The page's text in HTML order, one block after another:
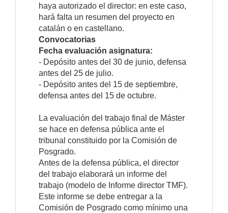
haya autorizado el director: en este caso,
hará falta un resumen del proyecto en
catalán o en castellano.
Convocatorias
Fecha evaluación asignatura:
- Depósito antes del 30 de junio, defensa
antes del 25 de julio.
- Depósito antes del 15 de septiembre,
defensa antes del 15 de octubre.
La evaluación del trabajo final de Máster
se hace en defensa pública ante el
tribunal constituido por la Comisión de
Posgrado.
Antes de la defensa pública, el director
del trabajo elaborará un informe del
trabajo (modelo de Informe director TMF).
Este informe se debe entregar a la
Comisión de Posgrado como mínimo una